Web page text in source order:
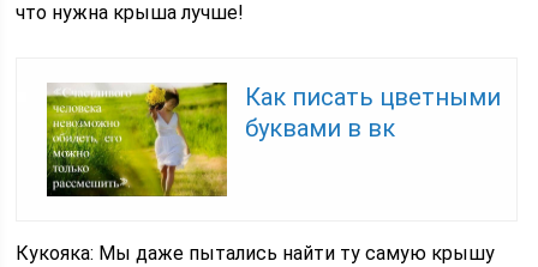
что нужна крыша лучше!
Как писать цветными
буквами в вк
Кукояка: Мы даже пытались найти ту самую крышу